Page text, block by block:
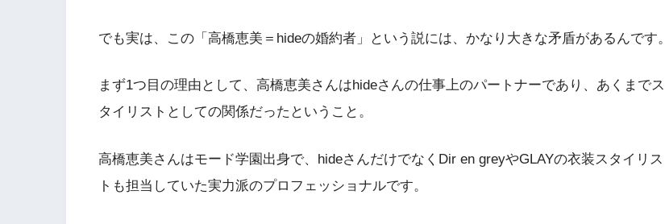
でも実は、この「高橋恵美＝hideの婚約者」という説には、かなり大きな矛盾があるんです。
まず1つ目の理由として、高橋恵美さんはhideさんの仕事上のパートナーであり、あくまでス
タイリストとしての関係だったということ。
高橋恵美さんはモード学園出身で、hideさんだけでなくDir en greyやGLAYの衣装スタイリス
トも担当していた実力派のプロフェッショナルです。